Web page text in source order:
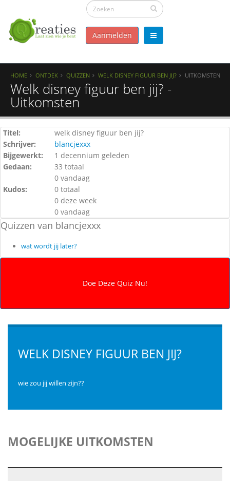
Aanmelden
HOME ONTDEK QUIZZEN WELK DISNEY FIGUUR BEN JIJ? UITKOMSTEN
Welk disney figuur ben jij? -
Uitkomsten
Titel:
welk disney figuur ben jij?
Schrijver:
blancjexxx
Bijgewerkt:
1 decennium geleden
Gedaan:
33 totaal
0 vandaag
Kudos:
0 totaal
0 deze week
0 vandaag
Quizzen van blancjexxx
wat wordt jij later?
WELK DISNEY FIGUUR BEN JIJ?
wie zou jij willen zijn??
MOGELIJKE UITKOMSTEN